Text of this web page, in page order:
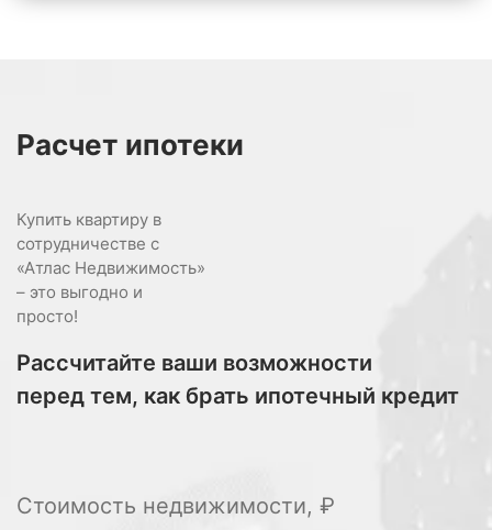
Расчет ипотеки
Купить квартиру в
сотрудничестве с
«Атлас Недвижимость»
– это выгодно и
просто!
Рассчитайте ваши возможности
перед тем, как брать ипотечный кредит
Стоимость недвижимости, ₽